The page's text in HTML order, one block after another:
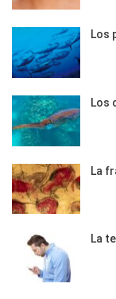
Los
Los
La
La